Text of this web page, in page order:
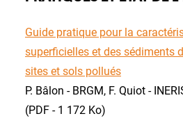
Guide pratique pour la
superficielles et des sédiments
sites et sols pollués
P. Bâlon - BRGM, F. Quiot -
(PDF - 1 172 Ko)